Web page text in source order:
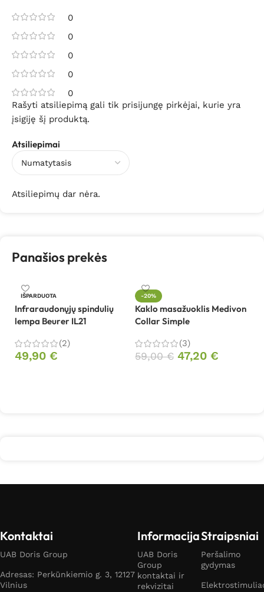
0
0
0
0
0
Atsiliepimai
Atsiliepimų dar nėra.
Rašyti atsiliepimą gali tik prisijungę pirkėjai, kurie yra
įsigiję šį produktą.
Panašios prekės
IŠPARDUOTA
Infraraudonųjų spindulių
lempa Beurer IL21
(2)
49,90 €
-20%
Kaklo masažuoklis Medivon
Collar Simple
(3)
59,00€ 47,20 €
Kontaktai
UAB Doris Group
Adresas: Perkūnkiemio g. 3, 12127
Vilnius
Informacija
UAB Doris
Group
kontaktai ir
rekvizitai
Straipsniai
Peršalimo
gydymas